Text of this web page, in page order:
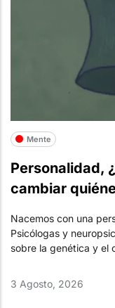
Mente
Personalidad,
cambiar
Nacemos con una
Psicólogas y
sobre la genética y el
3 Agosto, 2026